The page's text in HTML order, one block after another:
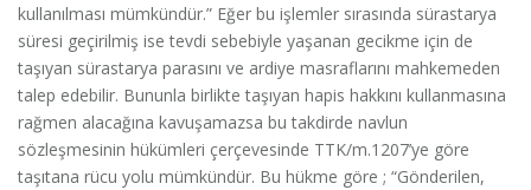
kullanılması mümkündür.” Eğer bu işlemler sırasında sürastarya
süresi geçirilmiş ise tevdi sebebiyle yaşanan gecikme için de
taşıyan sürastarya parasını ve ardiye masraflarını mahkemeden
talep edebilir. Bununla birlikte taşıyan hapis hakkını kullanmasına
rağmen alacağına kavuşamazsa bu takdirde navlun
sözleşmesinin hükümleri çerçevesinde TTK/m.1207’ye göre
taşıtana rücu yolu mümkündür. Bu hükme göre ; “Gönderilen,